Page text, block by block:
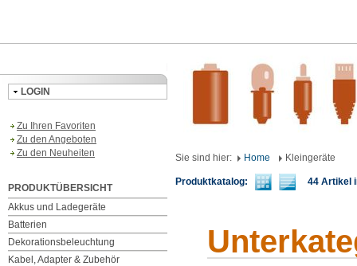
LOGIN
Zu Ihren Favoriten
Zu den Angeboten
Zu den Neuheiten
PRODUKTÜBERSICHT
Akkus und Ladegeräte
Batterien
Dekorationsbeleuchtung
Kabel, Adapter & Zubehör
Sie sind hier: Home Kleingeräte
Produktkatalog: 44 Artikel